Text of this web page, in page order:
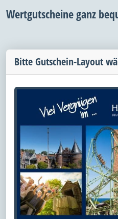
Wertgutscheine ganz
Bitte Gutschein-Layout